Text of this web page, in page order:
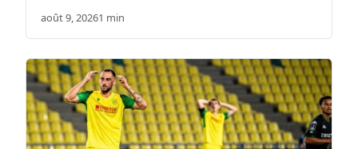
août 9, 20261 min